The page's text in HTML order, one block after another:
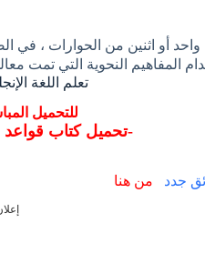
اثنين من الحوارات ، في
المفاهيم النحوية التي تمت
تعلم اللغة
للتحميل
-تحميل كتاب قواعد
من هنا